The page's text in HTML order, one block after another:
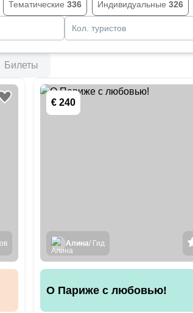
Тематические 336 Индивидуальные 326
Кол. туристов
Билеты
€ 240
Алина/ Гид
О Париже с любовью!